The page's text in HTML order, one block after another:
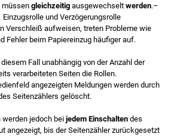
müssengleichzeitigausgewechseltwerden.–
und Verzögerungsrolle
Verschleiß aufweisen, treten Probleme wie
Fehler beim Papiereinzug häufiger auf.
Fall unabhängig von der Anzahl der
verarbeiteten Seiten die Rollen.
angezeigten Meldungen werden durch
Seitenzählers gelöscht.
werden jedoch beijedem Einschaltendes
angezeigt, bis der Seitenzähler zurückgesetzt